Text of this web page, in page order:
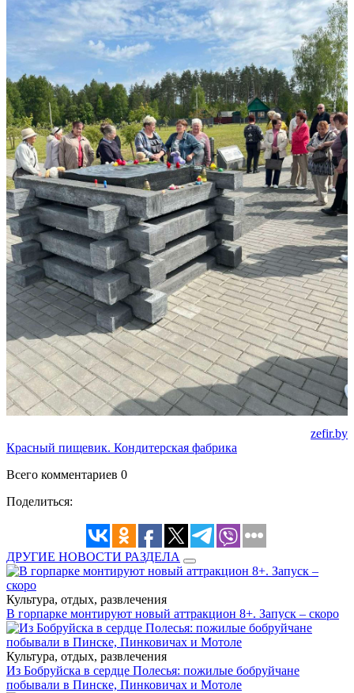
zefir.by
Красный пищевик. Кондитерская фабрика
Всего комментариев 0
Поделиться:
ДРУГИЕ НОВОСТИ РАЗДЕЛА
Культура, отдых, развлечения
В горпарке монтируют новый аттракцион 8+. Запуск – скоро
Культура, отдых, развлечения
Из Бобруйска в сердце Полесья: пожилые бобруйчане
побывали в Пинске, Пинковичах и Мотоле